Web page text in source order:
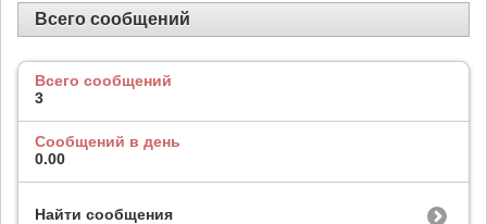
Всего сообщений
Всего сообщений
3
Сообщений в день
0.00
Найти сообщения